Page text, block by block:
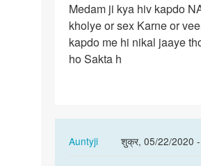
Medam
ji
kya
hiv
Medam ji kya hiv kapdo
kholye or sex Karne or
kapdo me hi nikal jaaye
ho Sakta h
Auntyji
शुक्र, 05/22/2020
In